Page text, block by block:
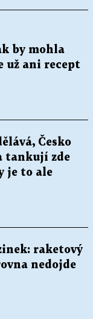
by mohla
už ani recept
Česko
tankují zde
je to ale
raketový
nedojde